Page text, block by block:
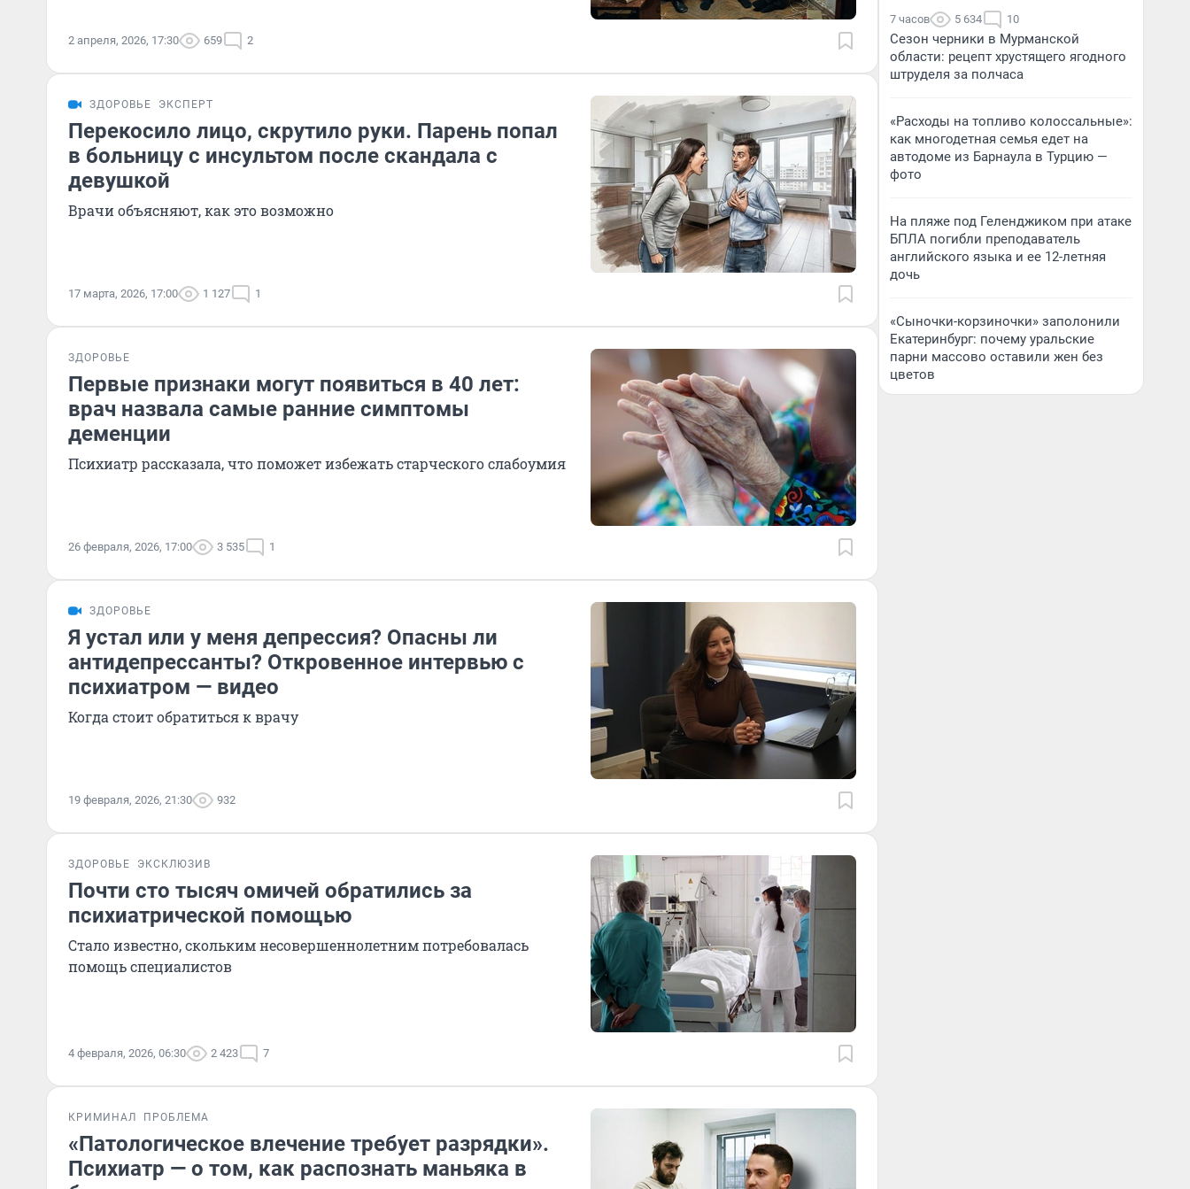
2 апреля, 2026, 17:30 659 2
ЗДОРОВЬЕ ЭКСПЕРТ
Перекосило лицо, скрутило руки. Парень попал
в больницу с инсультом после скандала с
девушкой
Врачи объясняют, как это возможно
17 марта, 2026, 17:00 1 127 1
ЗДОРОВЬЕ
Первые признаки могут появиться в 40 лет:
врач назвала самые ранние симптомы
деменции
Психиатр рассказала, что поможет избежать старческого слабоумия
26 февраля, 2026, 17:00 3 535 1
ЗДОРОВЬЕ
Я устал или у меня депрессия? Опасны ли
антидепрессанты? Откровенное интервью с
психиатром — видео
Когда стоит обратиться к врачу
19 февраля, 2026, 21:30 932
ЗДОРОВЬЕ ЭКСКЛЮЗИВ
Почти сто тысяч омичей обратились за
психиатрической помощью
Стало известно, скольким несовершеннолетним потребовалась
помощь специалистов
4 февраля, 2026, 06:30 2 423 7
КРИМИНАЛ ПРОБЛЕМА
«Патологическое влечение требует разрядки».
Психиатр — о том, как распознать маньяка в
7 часов 5 634 10
Сезон черники в Мурманской
области: рецепт хрустящего ягодного
штруделя за полчаса
«Расходы на топливо колоссальные»:
как многодетная семья едет на
автодоме из Барнаула в Турцию —
фото
На пляже под Геленджиком при атаке
БПЛА погибли преподаватель
английского языка и ее 12-летняя
дочь
«Сыночки-корзиночки» заполонили
Екатеринбург: почему уральские
парни массово оставили жен без
цветов